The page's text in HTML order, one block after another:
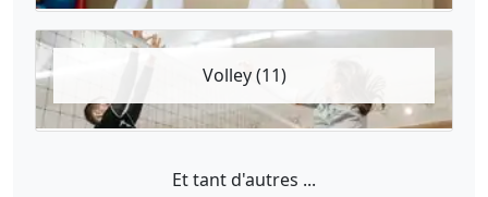
Volley (11)
Et tant d'autres ...